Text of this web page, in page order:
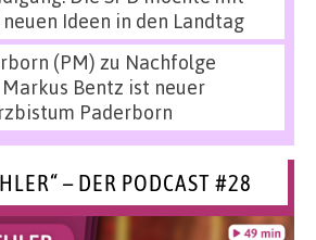
Ideen in den Landtag
(PM) zu Nachfolge
Bentz ist neuer
Paderborn
– DER PODCAST #28